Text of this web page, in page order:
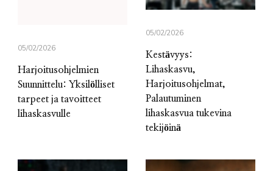
05/02/2026
Harjoitusohjelmien
Suunnittelu: Yksilölliset
tarpeet ja tavoitteet
lihaskasvulle
05/02/2026
Kestävyys:
Lihaskasvu,
Harjoitusohjelmat,
Palautuminen
lihaskasvua tukevina
tekijöinä